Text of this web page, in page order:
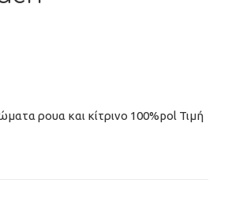
ρουα και κίτρινο 100%pol Τιμή